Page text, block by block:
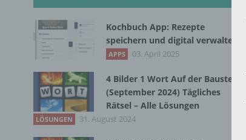
Kochbuch App: Rezepte
speichern und digital verwalten
APPS 03. April 2025
4 Bilder 1 Wort Auf der Baustelle
(September 2024) Tägliches
Rätsel – Alle Lösungen
LÖSUNGEN 31. August 2024